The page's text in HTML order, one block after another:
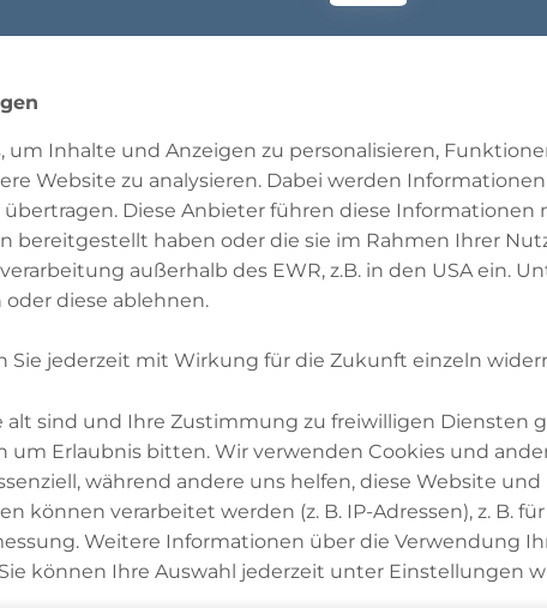
eine Glücksspielsucht. Mit uns hat er darüber
Wahrnehmung durch andere Muslime spielten.
DatenschutzerklärungDatenschutzeinstellungen
um Inhalte und Anzeigen zu personalisieren,
Website zu analysieren. Dabei werden
Diese Anbieter führen diese
bereitgestellt haben oder die sie im Rahmen Ihrer
außerhalb des EWR, z.B. in den USA ein.
diese ablehnen.
Sie jederzeit mit Wirkung für die Zukunft einzeln
alt sind und Ihre Zustimmung zu freiwilligen Diensten
Erlaubnis bitten. Wir verwenden Cookies und
während andere uns helfen, diese Website
können verarbeitet werden (z. B. IP-Adressen), z. B.
Weitere Informationen über die Verwendung
können Ihre Auswahl jederzeit unter Einstellungen